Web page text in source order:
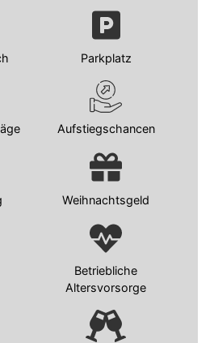
Parkplatz
Aufstiegschancen
Weihnachtsgeld
Betriebliche
Altersvorsorge